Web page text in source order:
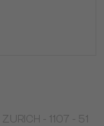
- 1107 - 51